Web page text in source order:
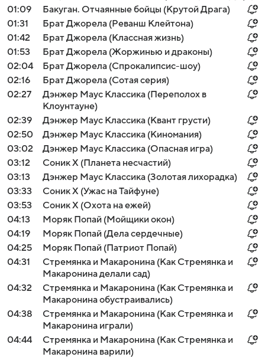
01:09
Бакуган. Отчаянные бойцы (Крутой Драга)
01:31
Брат Джорела (Реванш Клейтона)
01:42
Брат Джорела (Классная жизнь)
01:53
Брат Джорела (Жоржинью и драконы)
02:04
Брат Джорела (Спрокалипсис-шоу)
02:16
Брат Джорела (Сотая серия)
02:27
Дэнжер Маус Классика (Переполох в
Клоунтауне)
02:39
Дэнжер Маус Классика (Квант грусти)
02:50
Дэнжер Маус Классика (Киномания)
03:02
Дэнжер Маус Классика (Опасная игра)
03:12
Соник Х (Планета несчастий)
03:13
Дэнжер Маус Классика (Золотая лихорадка)
03:33
Соник Х (Ужас на Тайфуне)
03:53
Соник Х (Охота на ежей)
04:13
Моряк Попай (Мойщики окон)
04:19
Моряк Попай (Дела сердечные)
04:25
Моряк Попай (Патриот Попай)
04:31
Стремянка и Макаронина (Как Стремянка и
Макаронина делали сад)
04:32
Стремянка и Макаронина (Как Стремянка и
Макаронина обустраивались)
04:38
Стремянка и Макаронина (Как Стремянка и
Макаронина играли)
04:44
Стремянка и Макаронина (Как Стремянка и
Макаронина варили)